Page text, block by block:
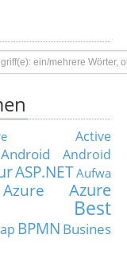
Active
Android
Android
ASP.NETAufwa
Azure
Azure
Best
BPMN Busines